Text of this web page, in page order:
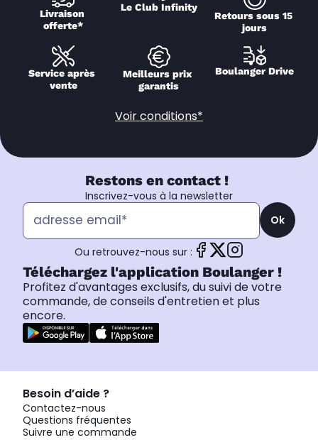
Livraison
offerte*
Le Club Infinity
Retours sous 15
jours
Service après
vente
Meilleurs prix
garantis
Boulanger Drive
Voir conditions*
Restons en contact !
Inscrivez-vous à la newsletter
Ok
Ou retrouvez-nous sur :
Téléchargez l'application Boulanger !
Profitez d'avantages exclusifs, du suivi de votre
commande, de conseils d'entretien et plus
encore.
Besoin d’aide ?
Contactez-nous
Questions fréquentes
Suivre une commande